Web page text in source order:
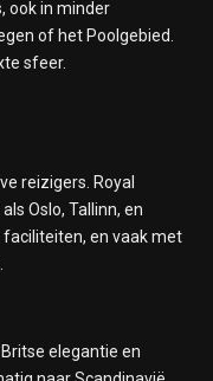
ook in minder
of het Poolgebied.
sfeer.
reizigers. Royal
Oslo, Tallinn, en
faciliteiten, en vaak met
elegantie en